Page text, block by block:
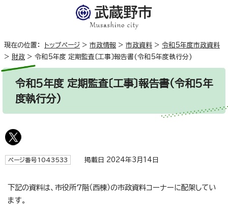
現在の位置： トップページ > 市政情報 > 市政資料 > 令和5年度市政資料
> 財政 > 令和5年度 定期監査〔工事〕報告書(令和5年度執行分)
令和5年度 定期監査〔工事〕報告書(令和5年
度執行分)
ページ番号1043533 掲載日 2024年3月14日
下記の資料は、市役所7階（西棟）の市政資料コーナーに配架してい
ます。